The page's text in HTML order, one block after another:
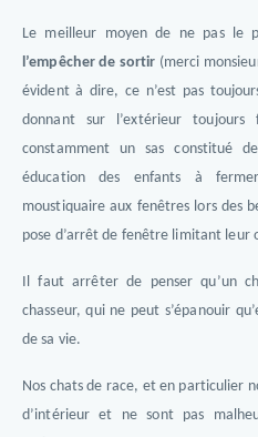
Le meilleur moyen de ne pas le
l’empêcher de sortir (merci
évident à dire, ce n’est pas
donnant sur l’extérieur toujours
constamment un sas constitué
éducation des enfants à
moustiquaire aux fenêtres lors des
pose d’arrêt de fenêtre limitant leur
Il faut arrêter de penser qu’un
chasseur, qui ne peut s’épanouir
de sa vie.
Nos chats de race, et en particulier
d’intérieur et ne sont pas